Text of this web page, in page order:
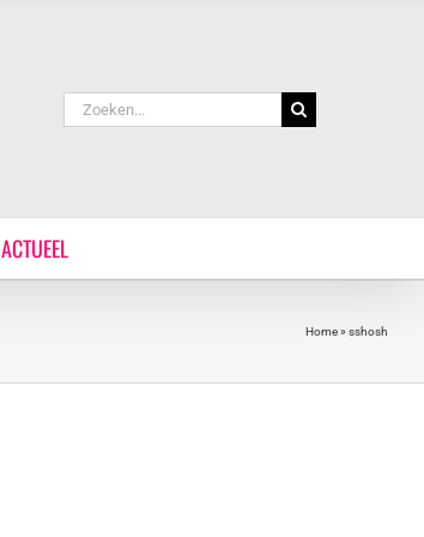
Zoeken
naar:
ACTUEEL
Home» sshosh